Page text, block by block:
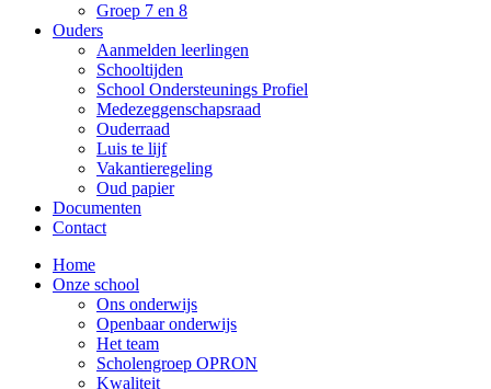
Groep 7 en 8
Ouders
Aanmelden leerlingen
Schooltijden
School Ondersteunings Profiel
Medezeggenschapsraad
Ouderraad
Luis te lijf
Vakantieregeling
Oud papier
Documenten
Contact
Home
Onze school
Ons onderwijs
Openbaar onderwijs
Het team
Scholengroep OPRON
Kwaliteit